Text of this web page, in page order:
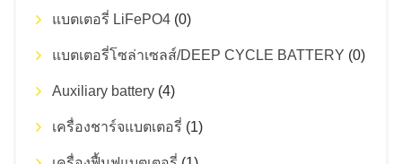
แบตเตอรี่ LiFePO4 (0)
แบตเตอรี่โซล่าเซลส์/DEEP CYCLE BATTERY (0)
Auxiliary battery (4)
เครื่องชาร์จแบตเตอรี่ (1)